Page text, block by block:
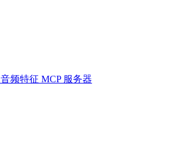
音频特征 MCP 服务器